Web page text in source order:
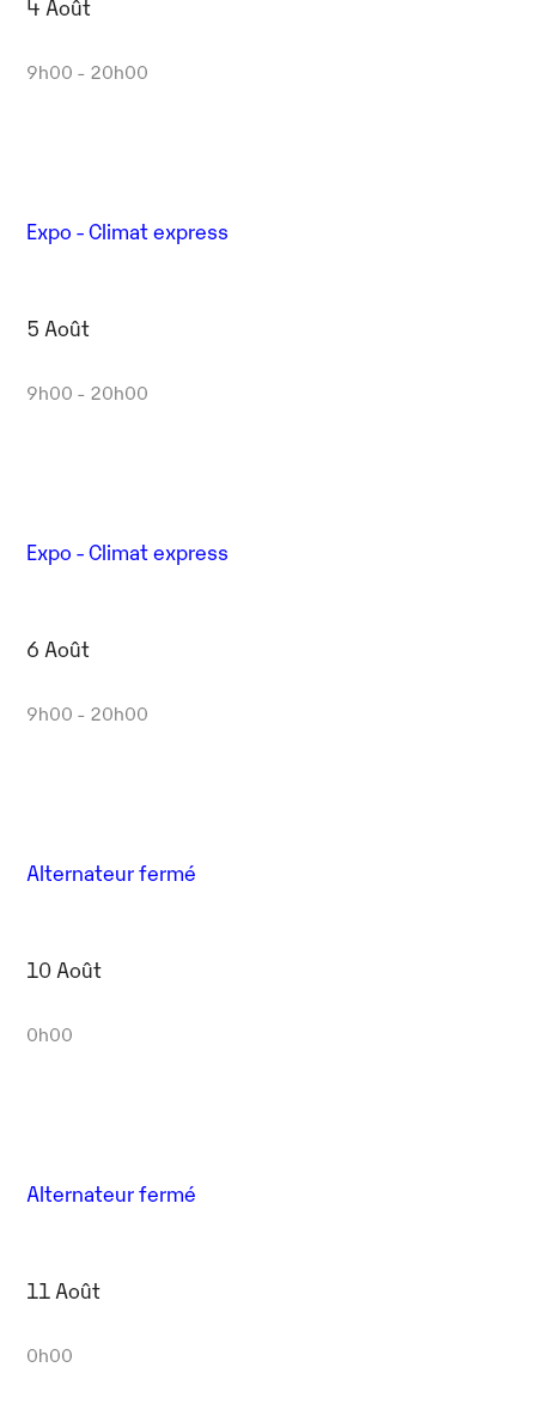
4 Août
9h00 - 20h00
Expo - Climat express
5 Août
9h00 - 20h00
Expo - Climat express
6 Août
9h00 - 20h00
Alternateur fermé
10 Août
0h00
Alternateur fermé
11 Août
0h00